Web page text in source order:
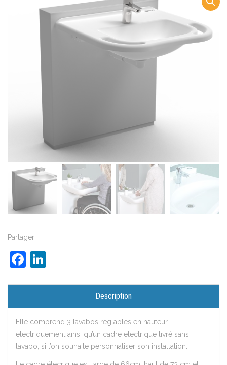
Partager
Facebook
Description
Elle comprend 3 lavabos réglables en hauteur
électriquement ainsi qu’un cadre électrique livré sans
lavabo, si l’on souhaite personnaliser son installation.